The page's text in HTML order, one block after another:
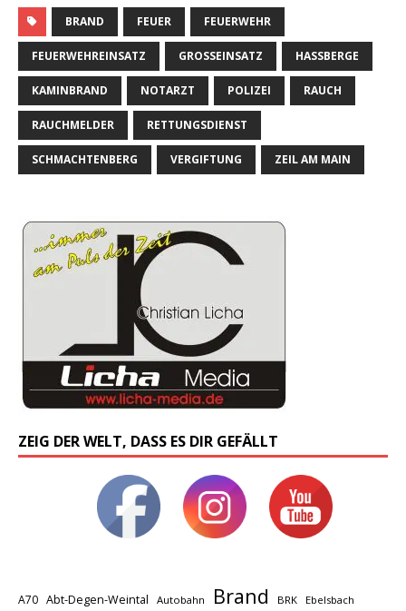
BRAND FEUER FEUERWEHR
FEUERWEHREINSATZ GROSSEINSATZ HASSBERGE
KAMINBRAND NOTARZT POLIZEI RAUCH
RAUCHMELDER RETTUNGSDIENST
SCHMACHTENBERG VERGIFTUNG ZEIL AM MAIN
ZEIG DER WELT, DASS ES DIR GEFÄLLT
A70 Abt-Degen-Weintal Autobahn Brand BRK Ebelsbach